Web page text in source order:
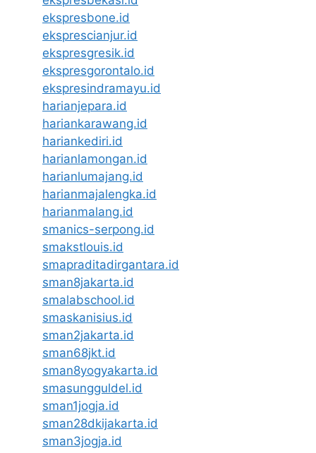
ekspresbone.id
eksprescianjur.id
ekspresgresik.id
ekspresgorontalo.id
ekspresindramayu.id
harianjepara.id
hariankarawang.id
hariankediri.id
harianlamongan.id
harianlumajang.id
harianmajalengka.id
harianmalang.id
smanics-serpong.id
smakstlouis.id
smapraditadirgantara.id
sman8jakarta.id
smalabschool.id
smaskanisius.id
sman2jakarta.id
sman68jkt.id
sman8yogyakarta.id
smasungguldel.id
sman1jogja.id
sman28dkijakarta.id
sman3jogja.id